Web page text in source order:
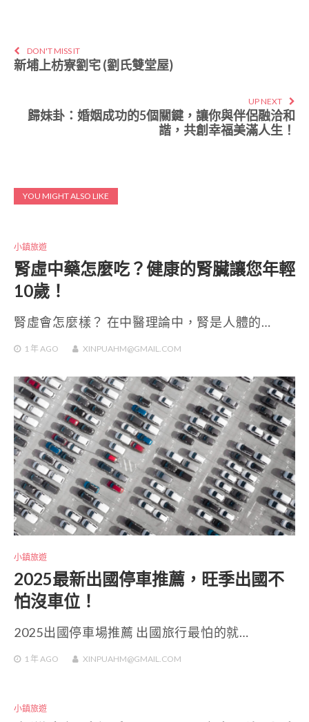
DON'T MISS IT
新埔上枋寮劉宅 (劉氏雙堂屋)
UP NEXT
歸妹卦：婚姻成功的5個關鍵，讓你與伴侶融洽和
諧，共創幸福美滿人生！
YOU MIGHT ALSO LIKE
小鎮旅遊
腎虛中藥怎麼吃？健康的腎臟讓您年輕
10歲！
腎虛會怎麼樣？ 在中醫理論中，腎是人體的…
1 年AGO XINPUAHM@GMAIL.COM
小鎮旅遊
2025最新出國停車推薦，旺季出國不
怕沒車位！
2025出國停車場推薦 出國旅行最怕的就…
1 年AGO XINPUAHM@GMAIL.COM
小鎮旅遊